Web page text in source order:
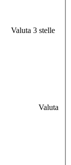
Valuta 3 stelle
Valuta